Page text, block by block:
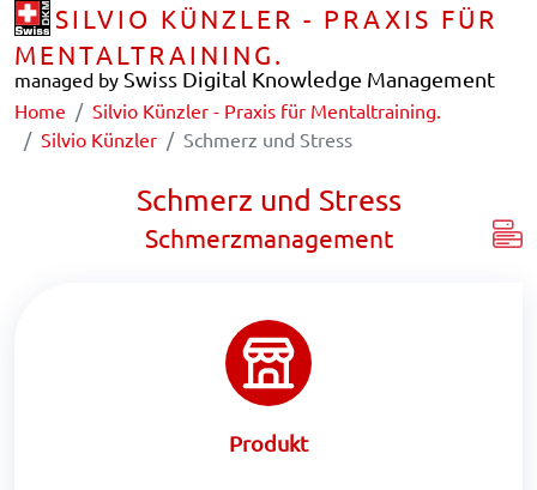
SILVIO KÜNZLER - PRAXIS FÜR
MENTALTRAINING.
managed by Swiss Digital Knowledge Management
Home
Silvio Künzler - Praxis für Mentaltraining.
Silvio Künzler
Schmerz und Stress
Schmerz und Stress
Schmerzmanagement
Produkt